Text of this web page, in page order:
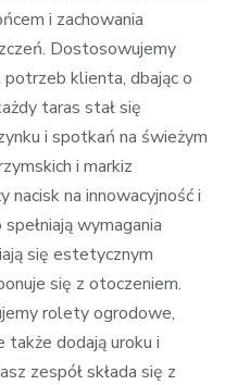
i zachowania
Dostosowujemy
potrzeb klienta, dbając o
taras stał się
i spotkań na świeżym
i markiz
nacisk na innowacyjność i
wymagania
się estetycznym
się z otoczeniem.
rolety ogrodowe,
dodają uroku i
zespół składa się z